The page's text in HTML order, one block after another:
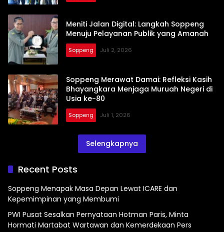
Meniti Jalan Digital: Langkah Soppeng
Menuju Pelayanan Publik yang Amanah
Soppeng Juli 2, 2026
Soppeng Merawat Damai: Refleksi Kasih
Bhayangkara Menjaga Muruah Negeri di
Usia ke-80
Soppeng Juli 1, 2026
Selengkapnya
Recent Posts
Soppeng Menapak Masa Depan Lewat ICARE dan
Kepemimpinan yang Membumi
PWI Pusat Sesalkan Pernyataan Hotman Paris, Minta
Hormati Martabat Wartawan dan Kemerdekaan Pers